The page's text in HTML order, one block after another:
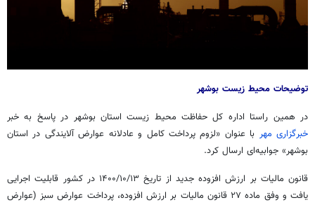
توضیحات محیط زیست بوشهر
در همین راستا اداره کل حفاظت محیط زیست استان بوشهر در پاسخ به خبر
خبرگزاری مهر با عنوان «لزوم پرداخت کامل و عادلانه عوارض آلایندگی در استان
بوشهر» جوابیه‌ای ارسال کرد.
قانون مالیات بر ارزش افزوده جدید از تاریخ ۱۳/‏۱۰/‏۱۴۰۰‬ در کشور قابلیت اجرایی
یافت و وفق ماده ۲۷ قانون مالیات بر ارزش افزوده، پرداخت عوارض سبز (عوارض